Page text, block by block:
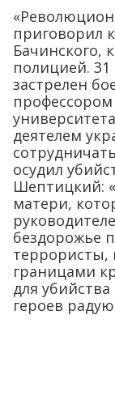
приговорил
Бачинского,
полицией.
застрелен
деятелем
осудил
Шептицкий:
матери,
бездорожье
террористы,
границами
для
героев